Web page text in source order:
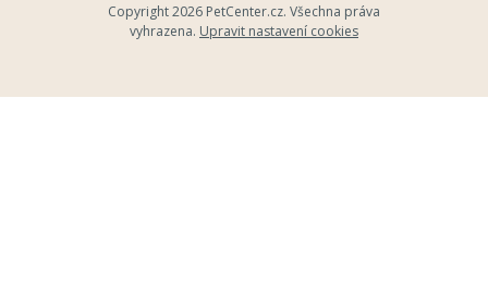
Copyright 2026 PetCenter.cz. Všechna práva
vyhrazena. Upravit nastavení cookies